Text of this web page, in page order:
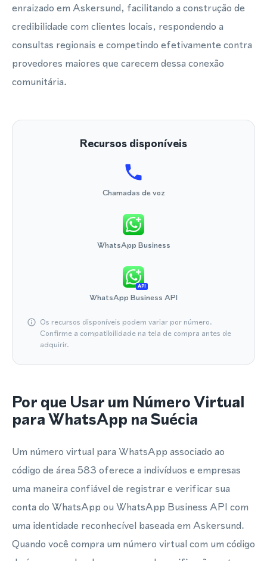
enraizado em Askersund, facilitando a construção de
credibilidade com clientes locais, respondendo a
consultas regionais e competindo efetivamente contra
provedores maiores que carecem dessa conexão
comunitária.
Recursos disponíveis
Chamadas de voz
WhatsApp Business
API
WhatsApp Business API
Os recursos disponíveis podem variar por número.
Confirme a compatibilidade na tela de compra antes de
adquirir.
Por que Usar um Número Virtual
para WhatsApp na Suécia
Um número virtual para WhatsApp associado ao
código de área 583 oferece a indivíduos e empresas
uma maneira confiável de registrar e verificar sua
conta do WhatsApp ou WhatsApp Business API com
uma identidade reconhecível baseada em Askersund.
Quando você compra um número virtual com um código